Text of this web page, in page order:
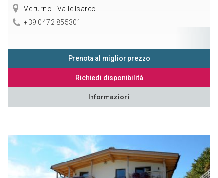
Velturno - Valle Isarco
+39 0472 855301
Prenota al miglior prezzo
Richiedi disponibilità
Informazioni